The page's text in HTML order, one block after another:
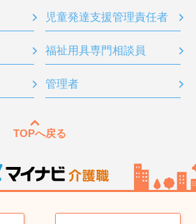
児童発達支援管理責任者
福祉用具専門相談員
管理者
TOPへ戻る